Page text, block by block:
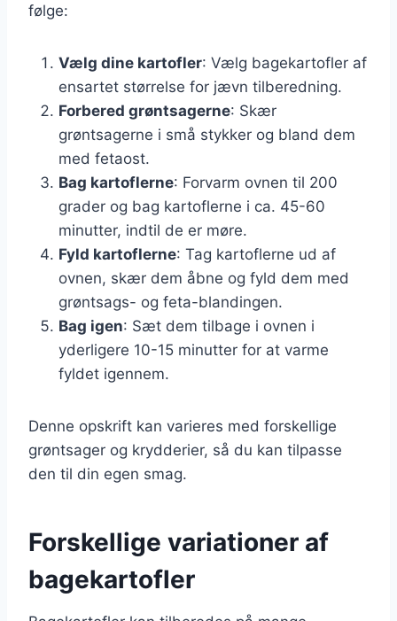
følge:
Vælg dine kartofler: Vælg bagekartofler af
ensartet størrelse for jævn tilberedning.
Forbered grøntsagerne: Skær
grøntsagerne i små stykker og bland dem
med fetaost.
Bag kartoflerne: Forvarm ovnen til 200
grader og bag kartoflerne i ca. 45-60
minutter, indtil de er møre.
Fyld kartoflerne: Tag kartoflerne ud af
ovnen, skær dem åbne og fyld dem med
grøntsags- og feta-blandingen.
Bag igen: Sæt dem tilbage i ovnen i
yderligere 10-15 minutter for at varme
fyldet igennem.
Denne opskrift kan varieres med forskellige
grøntsager og krydderier, så du kan tilpasse
den til din egen smag.
Forskellige variationer af
bagekartofler